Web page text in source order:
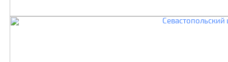
Севастопольский